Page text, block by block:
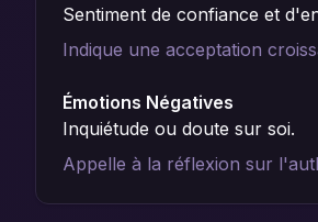
Sentiment de confiance et
Indique une acceptation
Émotions Négatives
Inquiétude ou doute sur soi.
Appelle à la réflexion sur